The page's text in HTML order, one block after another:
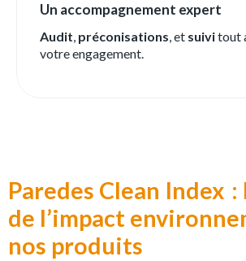
Un accompagnement expert
Audit, préconisations, et suivitout
votre engagement.
Paredes Clean Index :
de l’impact
nos produits